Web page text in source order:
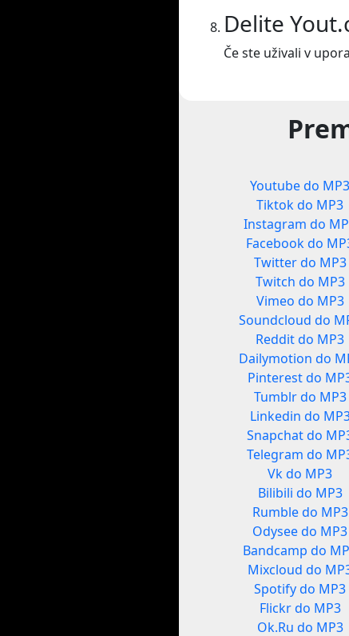
Delite
Če ste uživali v
Youtube do MP3
Tiktok do MP3
Instagram do
Facebook do
Twitter do MP3
Twitch do MP3
Vimeo do MP3
Soundcloud do
Reddit do MP3
Dailymotion do
Pinterest do
Tumblr do MP3
Linkedin do
Snapchat do
Telegram do
Vk do MP3
Bilibili do MP3
Rumble do MP3
Odysee do MP3
Bandcamp do
Mixcloud do
Spotify do MP3
Flickr do MP3
Ok.Ru do MP3